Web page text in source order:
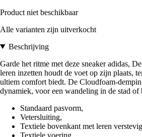
Product niet beschikbaar
Alle varianten zijn uitverkocht
Beschrijving
Garde het ritme met deze sneaker adidas,
leren inzetten houdt de voet op zijn plaats,
ultiem comfort biedt. De Cloudfoam-
dynamiek, voor een wandeling in de stad of
Standaard pasvorm,
Vetersluiting,
Textiele bovenkant met leren
Textiele voering,